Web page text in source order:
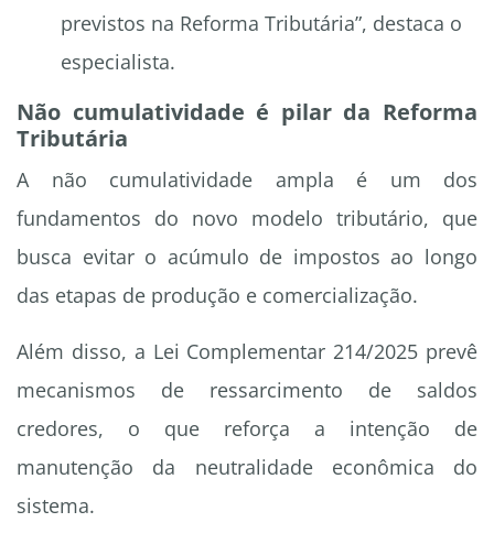
previstos na Reforma Tributária”, destaca o
especialista.
Não cumulatividade é pilar da Reforma
Tributária
A não cumulatividade ampla é um dos
fundamentos do novo modelo tributário, que
busca evitar o acúmulo de impostos ao longo
das etapas de produção e comercialização.
Além disso, a Lei Complementar 214/2025 prevê
mecanismos de ressarcimento de saldos
credores, o que reforça a intenção de
manutenção da neutralidade econômica do
sistema.